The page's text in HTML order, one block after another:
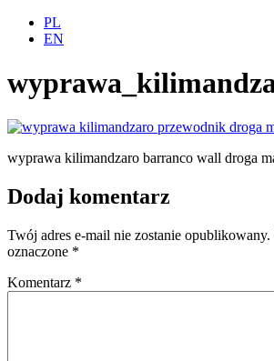
PL
EN
wyprawa kilimandzaro barranco wall droga
Dodaj komentarz
Twój adres e-mail nie zostanie opublikowany.
oznaczone *
Komentarz *